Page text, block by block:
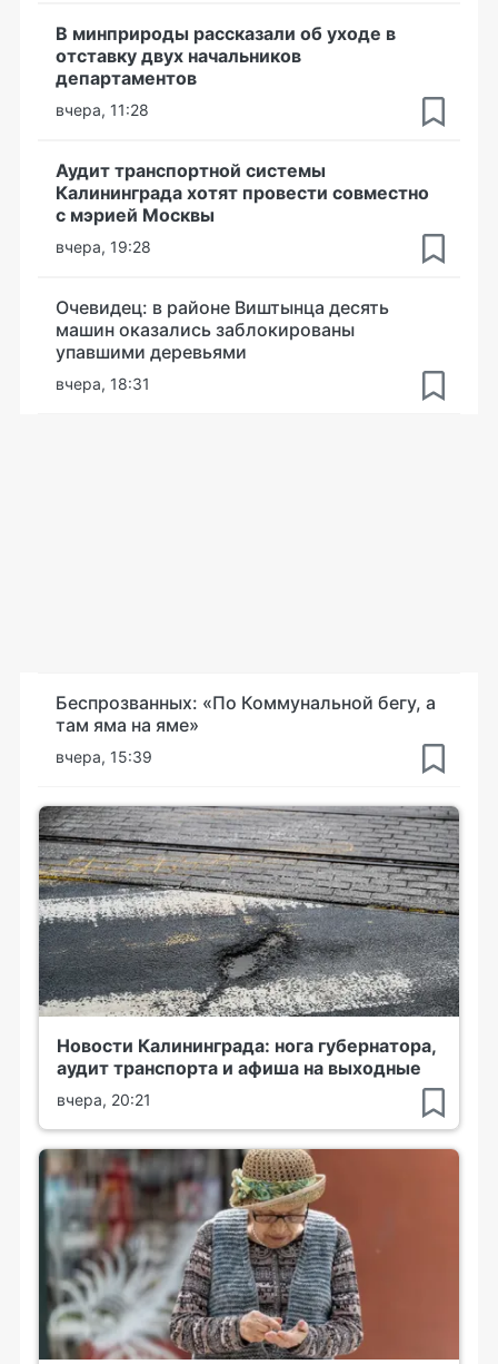
В минприроды рассказали об уходе в
отставку двух начальников
департаментов
вчера, 11:28
Аудит транспортной системы
Калининграда хотят провести совместно
с мэрией Москвы
вчера, 19:28
Очевидец: в районе Виштынца десять
машин оказались заблокированы
упавшими деревьями
вчера, 18:31
Беспрозванных: «По Коммунальной бегу, а
там яма на яме»
вчера, 15:39
Новости Калининграда: нога губернатора,
аудит транспорта и афиша на выходные
вчера, 20:21